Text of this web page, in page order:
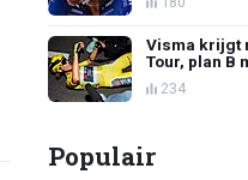
Visma krijgt
Tour, plan B
234
Populair